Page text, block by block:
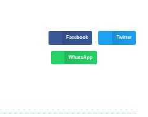
Facebook Twitter
WhatsApp